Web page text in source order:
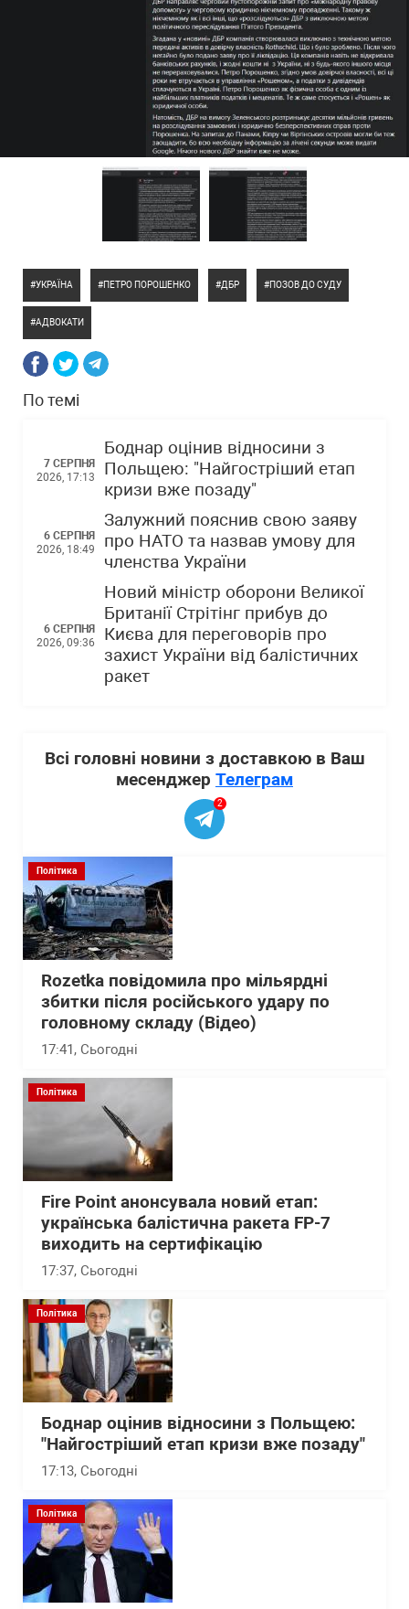
УКРАЇНА ПЕТРО ПОРОШЕНКО ДБР ПОЗОВ ДО СУДУ
АДВОКАТИ
По темі
7 СЕРПНЯ
2026, 17:13
Боднар оцінив відносини з
Польщею: "Найгостріший етап
кризи вже позаду"
6 СЕРПНЯ
2026, 18:49
Залужний пояснив свою заяву
про НАТО та назвав умову для
членства України
6 СЕРПНЯ
2026, 09:36
Новий міністр оборони Великої
Британії Стрітінг прибув до
Києва для переговорів про
захист України від балістичних
ракет
Всі головні новини з доставкою в Ваш
месенджер Телеграм
2
Політика
Rozetka повідомила про мільярдні
збитки після російського удару по
головному складу (Відео)
17:41, Сьогодні
Політика
Fire Point анонсувала новий етап:
українська балістична ракета FP-7
виходить на сертифікацію
17:37, Сьогодні
Політика
Боднар оцінив відносини з Польщею:
"Найгостріший етап кризи вже позаду"
17:13, Сьогодні
Політика